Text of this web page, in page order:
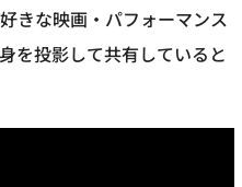
きな映画・パフォーマンス
を投影して共有していると